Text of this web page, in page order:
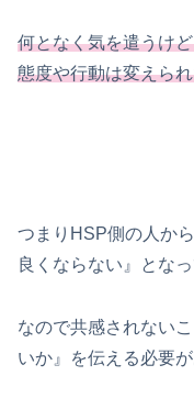
何となく気を遣うけ
態度や行動は変えら
つまりHSP側の人か
良くならない』となっ
なので共感されない
いか』を伝える必要が